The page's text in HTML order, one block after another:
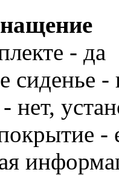
- да
сиденье -
-